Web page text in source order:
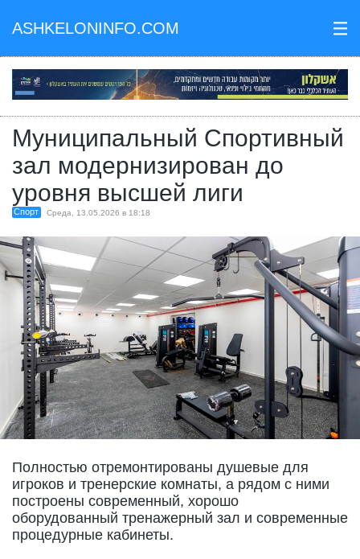
ASHKELONINFO.COM III
Муниципальный Спортивный
зал модернизирован до
уровня высшей лиги
Спорт Среда, 13.05.2026 в 18:18
Полностью отремонтированы душевые для
игроков и тренерские комнаты, а рядом с ними
построены современный, хорошо
оборудованный тренажерный зал и современные
процедурные кабинеты.